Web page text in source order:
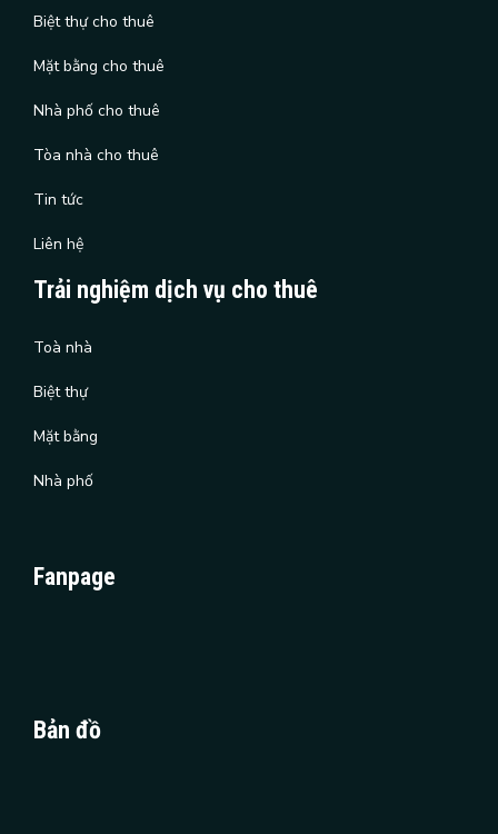
Biệt thự cho thuê
Mặt bằng cho thuê
Nhà phố cho thuê
Tòa nhà cho thuê
Tin tức
Liên hệ
Trải nghiệm dịch vụ cho thuê
Toà nhà
Biệt thự
Mặt bằng
Nhà phố
Fanpage
Bản đồ